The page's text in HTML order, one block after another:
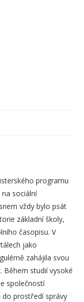
programu
sociální
vždy bylo psát
základní školy,
časopisu. V
jako
zahájila svou
Během studií vysoké
společností
do prostředí správy